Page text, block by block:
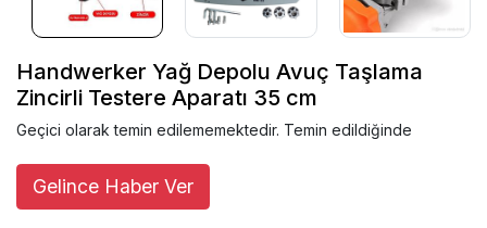
Handwerker Yağ Depolu Avuç Taşlama
Zincirli Testere Aparatı 35 cm
Geçici olarak temin edilememektedir. Temin edildiğinde
Gelince Haber Ver